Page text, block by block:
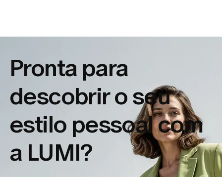
Pronta para
descobrir o seu
estilo pessoal com
a LUMI?